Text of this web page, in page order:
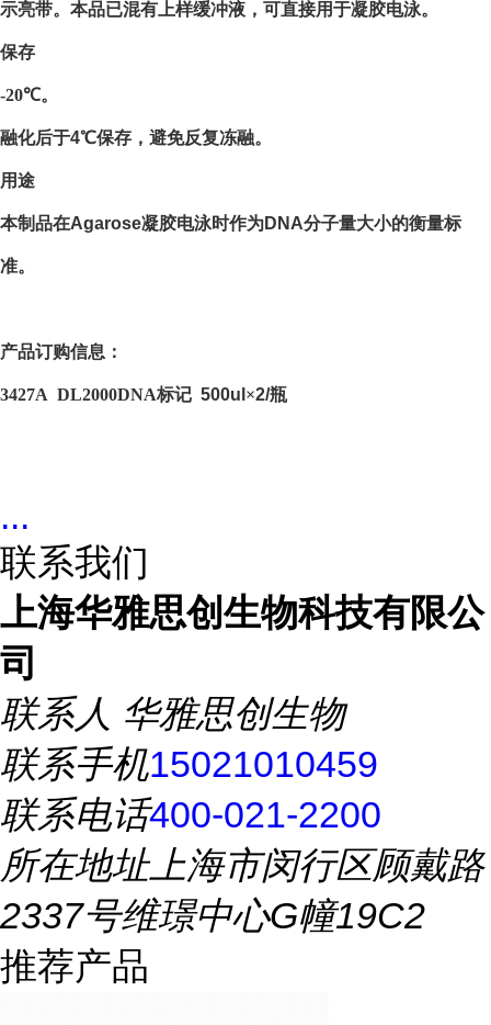
示亮带。本品已混有上样缓冲液，可直接用于凝胶电泳。
保存
-20℃。
融化后于4℃保存，避免反复冻融。
用途
本制品在Agarose凝胶电泳时作为DNA分子量大小的衡量标
准。
产品订购信息：
3427A DL2000DNA标记 500ul ×2/瓶
...
联系我们
上海华雅思创生物科技有限公
司
联系人 华雅思创生物
联系手机15021010459
联系电话400-021-2200
所在地址上海市闵行区顾戴路
2337号维璟中心G幢19C2
推荐产品